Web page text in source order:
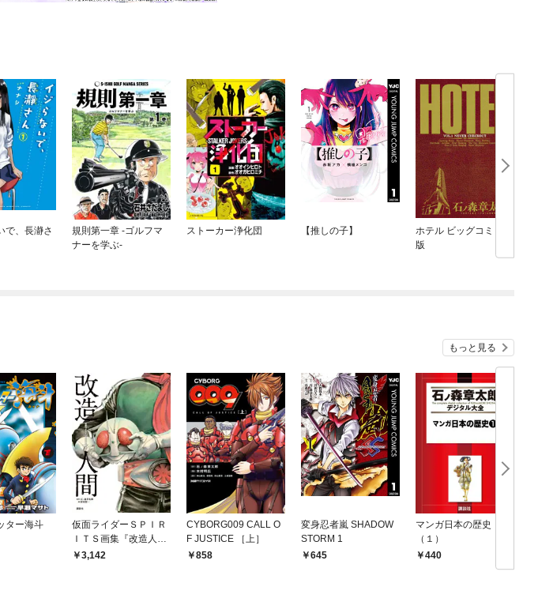
で、長瀞さ
規則第一章 -ゴルフマ
ナーを学ぶ-
ストーカー浄化団 【推しの子】
ホテル ビッグコミック
版
もっと見る
ター海斗
仮面ライダーＳＰＩＲ
ＩＴＳ画集『改造人
間』3,142
CYBORG009 CALL O
F JUSTICE ［上］
858
変身忍者嵐 SHADOW
STORM 1
645
マンガ日本の歴史
（１）
440